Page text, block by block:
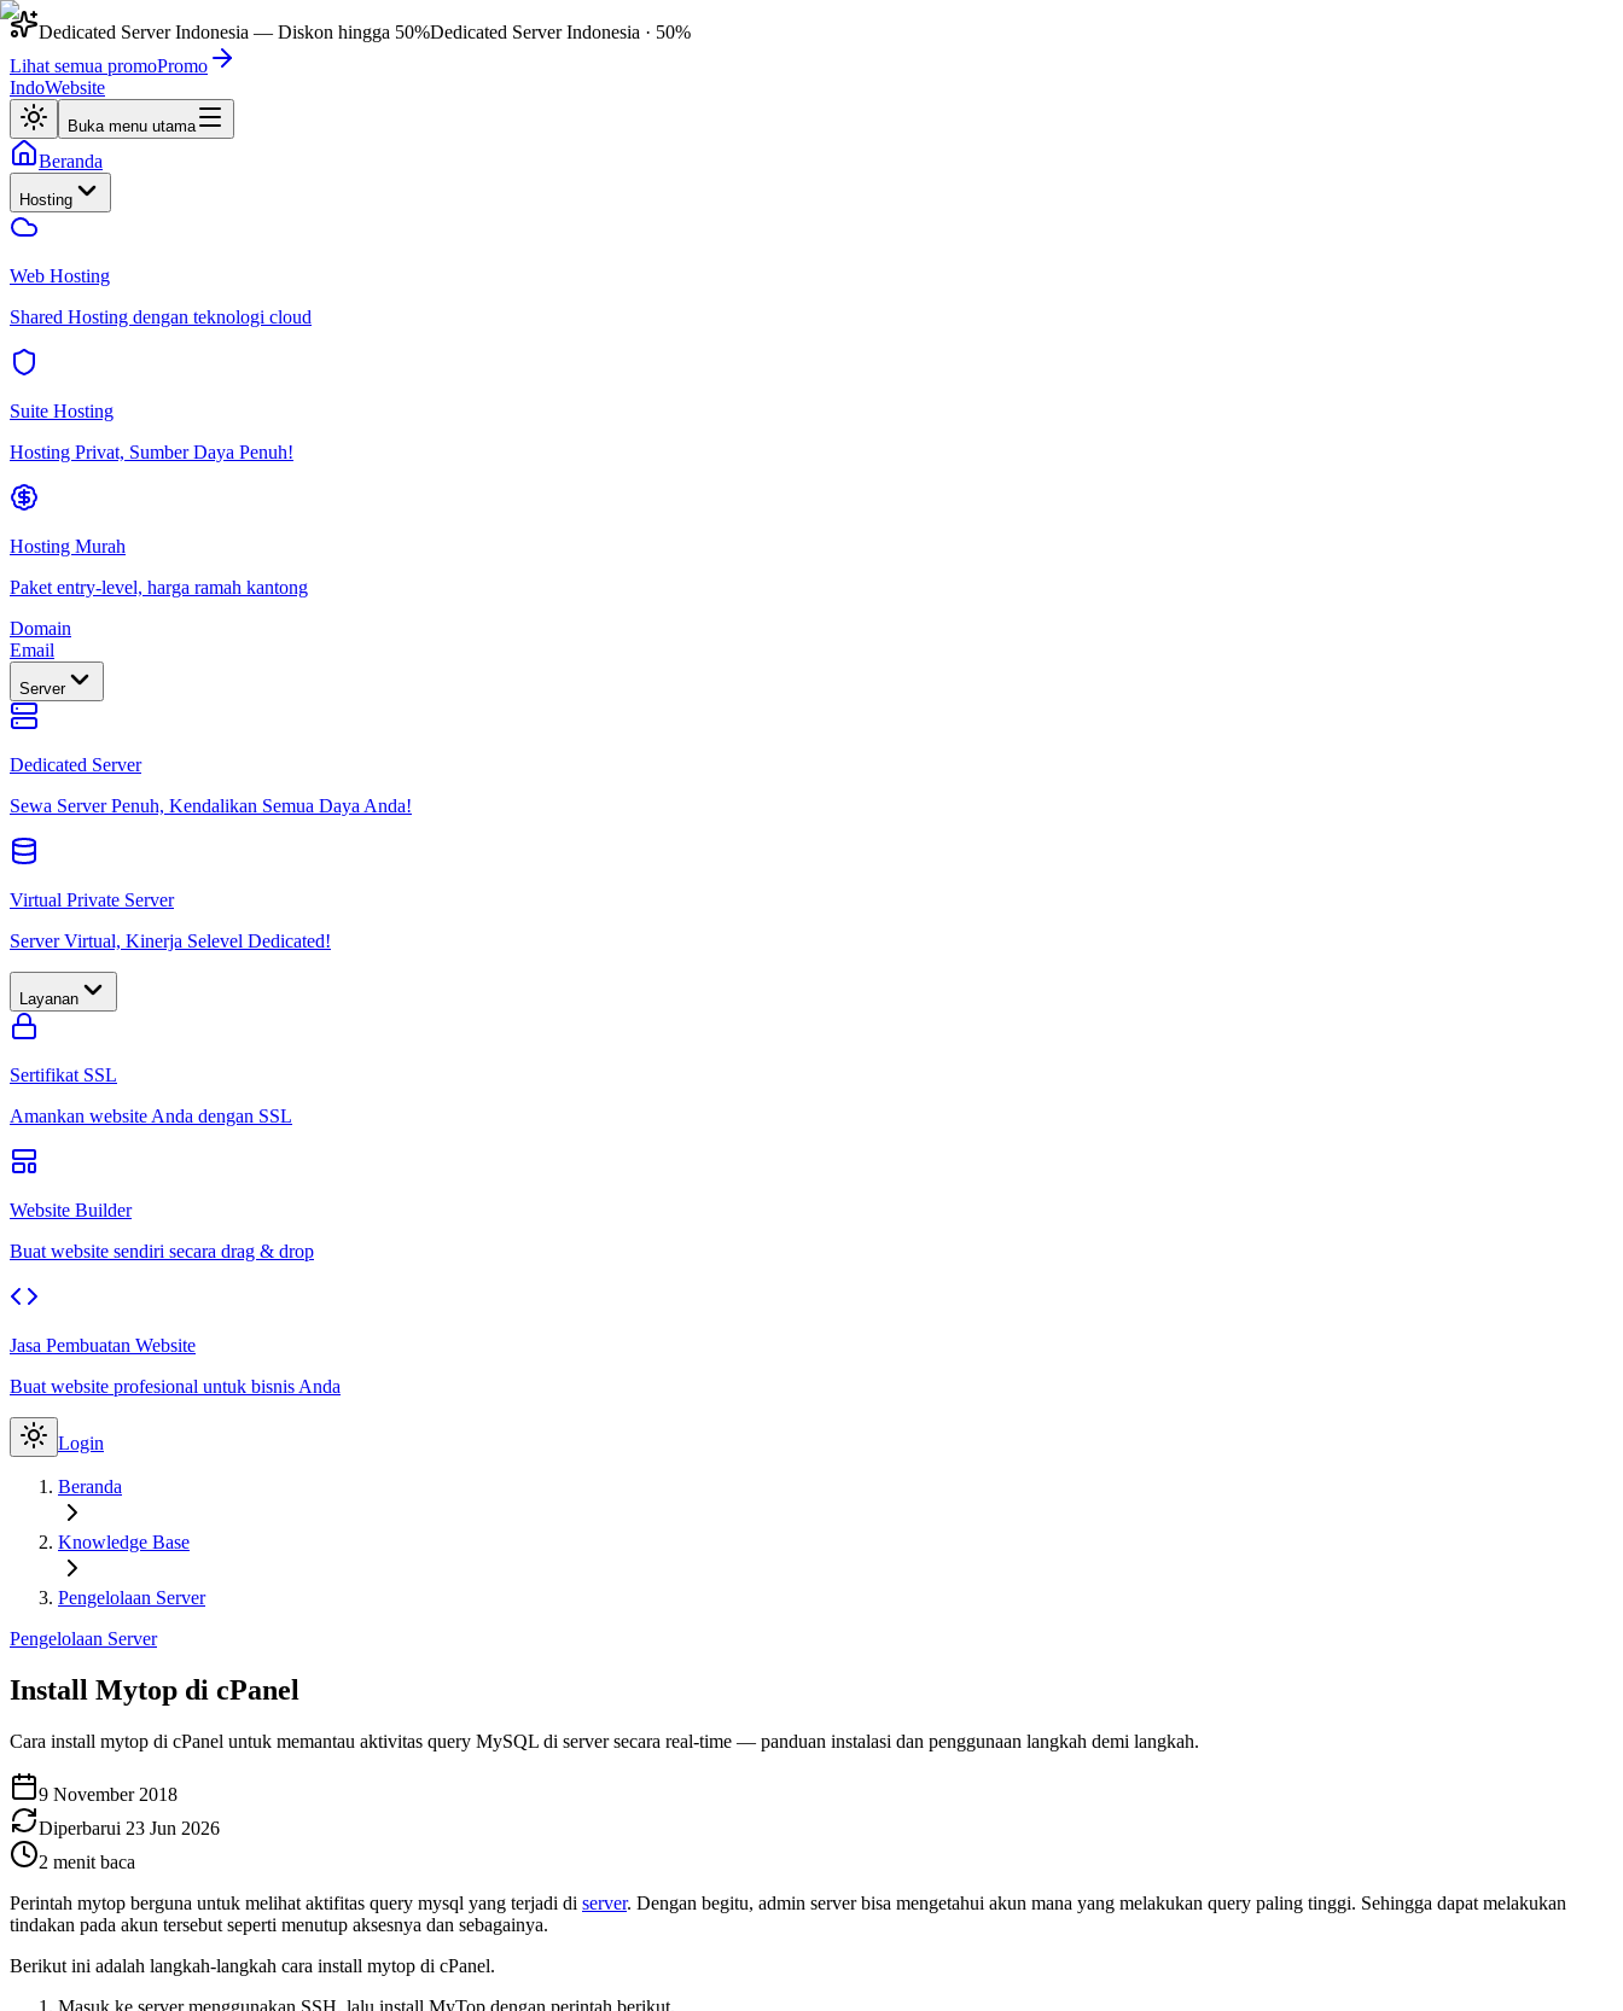
Dedicated Server Indonesia — Diskon hingga 50%Dedicated Server Indonesia · 50%
Lihat semua promoPromo
IndoWebsite
Buka menu utama
Beranda
Hosting
Web Hosting
Shared Hosting dengan teknologi cloud
Suite Hosting
Hosting Privat, Sumber Daya Penuh!
Hosting Murah
Paket entry-level, harga ramah kantong
Domain
Email
Server
Dedicated Server
Sewa Server Penuh, Kendalikan Semua Daya Anda!
Virtual Private Server
Server Virtual, Kinerja Selevel Dedicated!
Layanan
Sertifikat SSL
Amankan website Anda dengan SSL
Website Builder
Buat website sendiri secara drag & drop
Jasa Pembuatan Website
Buat website profesional untuk bisnis Anda
Login
Beranda
Knowledge Base
Pengelolaan Server
Pengelolaan Server
Install Mytop di cPanel
Cara install mytop di cPanel untuk memantau aktivitas query MySQL di server secara real-time — panduan instalasi dan penggunaan langkah demi langkah.
9 November 2018
Diperbarui 23 Jun 2026
2 menit baca
Perintah mytop berguna untuk melihat aktifitas query mysql yang terjadi di server. Dengan begitu, admin server bisa mengetahui akun mana yang melakukan query paling tinggi. Sehingga dapat melakukan
tindakan pada akun tersebut seperti menutup aksesnya dan sebagainya.
Berikut ini adalah langkah-langkah cara install mytop di cPanel.
Masuk ke server menggunakan SSH, lalu install MyTop dengan perintah berikut.